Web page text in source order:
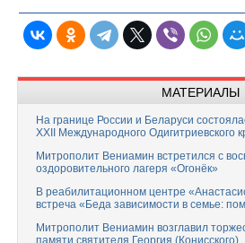
МАТЕРИАЛЫ
На границе России и Беларуси
XXII Международного Одигитриевского
Митрополит Вениамин встретился с
оздоровительного лагеря «Огонёк»
В реабилитационном центре
встреча «Беда зависимости в семье:
Митрополит Вениамин возглавил